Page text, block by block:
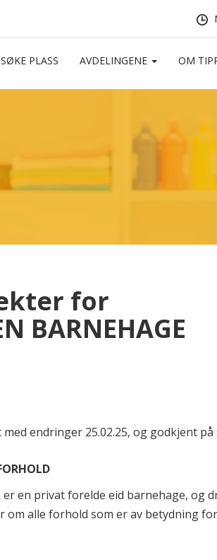
SØKE PLASS AVDELINGENE OM
for
BARNEHAGE
endringer 25.02.25, og godkjent på
en privat forelde eid barnehage, og
om alle forhold som er av betydning